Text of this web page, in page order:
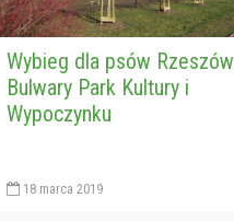
Wybieg dla psów Rzeszów
Bulwary Park Kultury i
Wypoczynku
18 marca 2019